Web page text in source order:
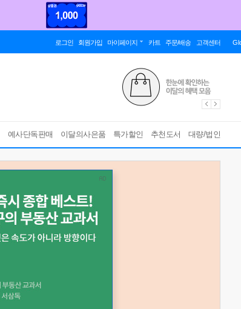
로그인 회원가입 마이페이지 카트 주문/배송 고객센터
예사단독판매 이달의사은품 특가할인 추천도서 대량/법인